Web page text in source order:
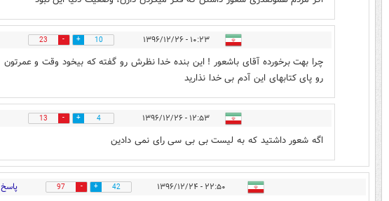
۱۰:۲۳ - ۱۳۹۶/۱۲/۲۶ 10
23
چرا بهت برخورده آقای باشعور ! این بنده خدا نظرش رو گفته که بیخود وقت و عمرتون
رو پای کتابهای این آدم بی خدا نذارید
۱۲:۵۳ - ۱۳۹۶/۱۲/۲۶ 4
13
اگه شعور داشتید که به لیست بی بی سی رای نمی دادین
۲۲:۵۰ - ۱۳۹۶/۱۲/۲۴ 42
97 پاسخ